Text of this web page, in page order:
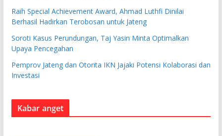
Raih Special Achievement Award, Ahmad Luthfi Dinilai
Berhasil Hadirkan Terobosan untuk Jateng
Soroti Kasus Perundungan, Taj Yasin Minta Optimalkan
Upaya Pencegahan
Pemprov Jateng dan Otorita IKN Jajaki Potensi Kolaborasi dan
Investasi
Kabar anget